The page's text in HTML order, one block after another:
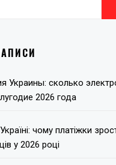
Украины: сколько
2026 года
чому платіжки
у 2026 році